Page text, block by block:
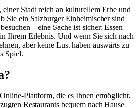
Stadt reich an kulturellem Erbe und
Sie ein Salzburger Einheimischer sind
– eine Sache ist sicher: Essen
Ihrem Erlebnis. Und wenn Sie sich nach
aber keine Lust haben auswärts zu
Spiel.
Plattform, die es Ihnen ermöglicht,
Restaurants bequem nach Hause